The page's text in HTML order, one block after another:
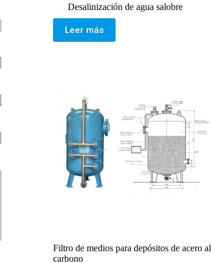
Desalinización de agua salobre
Leer más
Filtro de medios para depósitos de acero al
carbono